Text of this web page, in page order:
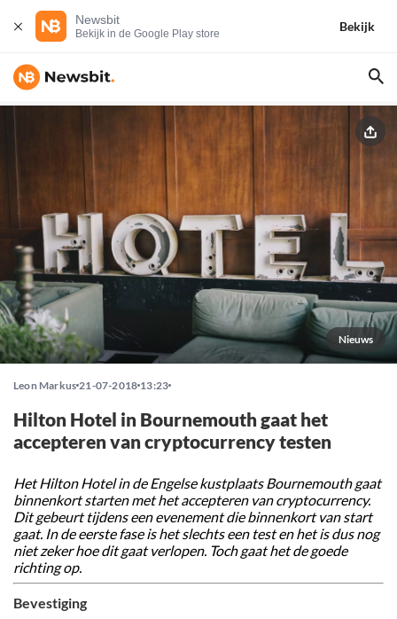
Newsbit
Bekijk in de Google Play store
Bekijk
Nieuws
Leon Markus 21-07-2018 13:23
Hilton Hotel in Bournemouth gaat het
accepteren van cryptocurrency testen
Het Hilton Hotel in de Engelse kustplaats Bournemouth gaat
binnenkort starten met het accepteren van cryptocurrency.
Dit gebeurt tijdens een evenement die binnenkort van start
gaat. In de eerste fase is het slechts een test en het is dus nog
niet zeker hoe dit gaat verlopen. Toch gaat het de goede
richting op.
Bevestiging